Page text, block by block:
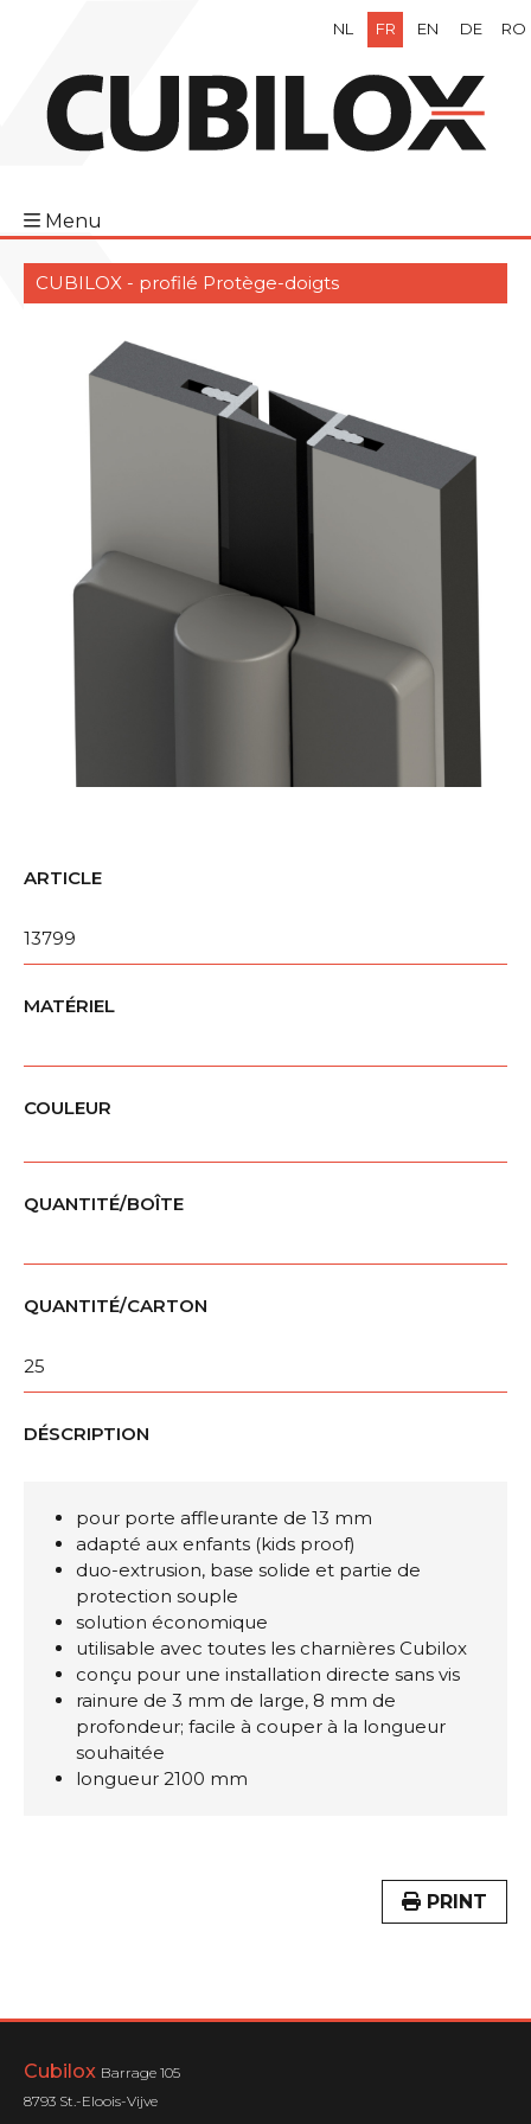
NL FR EN DE RO
Menu
CUBILOX - profilé Protège-doigts
ARTICLE
13799
MATÉRIEL
COULEUR
QUANTITÉ/BOÎTE
QUANTITÉ/CARTON
25
DÉSCRIPTION
pour porte affleurante de 13 mm
adapté aux enfants (kids proof)
duo-extrusion, base solide et partie de
protection souple
solution économique
utilisable avec toutes les charnières Cubilox
conçu pour une installation directe sans vis
rainure de 3 mm de large, 8 mm de
profondeur; facile à couper à la longueur
souhaitée
longueur 2100 mm
PRINT
Cubilox Barrage 105
8793 St.-Eloois-Vijve